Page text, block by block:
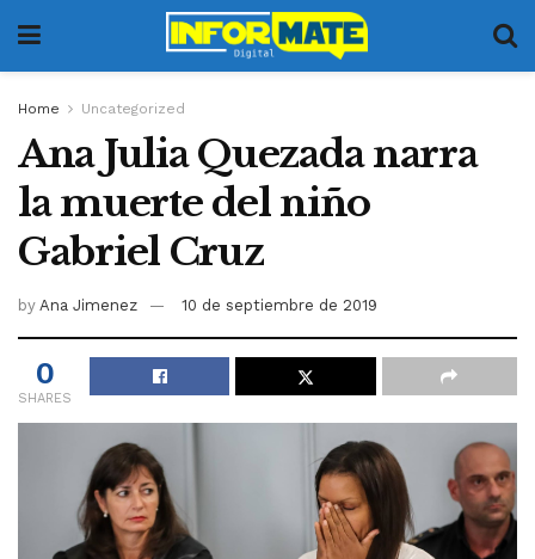
Home Uncategorized
Ana Julia Quezada narra
la muerte del niño
Gabriel Cruz
by Ana Jimenez 10 de septiembre de 2019
0
SHARES